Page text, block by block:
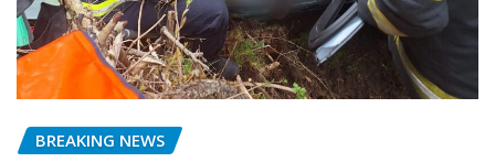
BREAKING NEWS